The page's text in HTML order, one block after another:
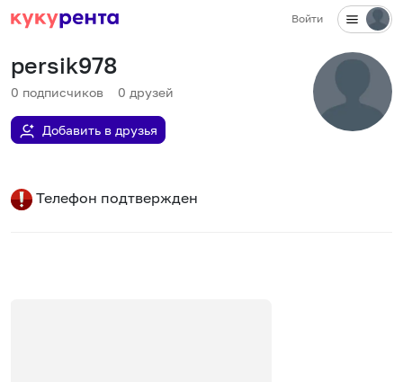
Войти
persik978
0 подписчиков 0 друзей
Добавить в друзья
Телефон подтвержден